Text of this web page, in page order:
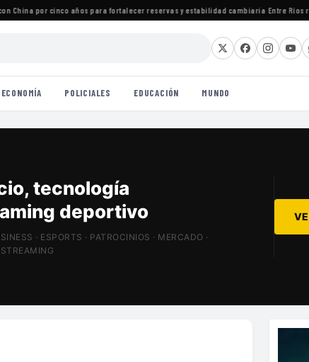
China por cinco años para fortalecer reservas y estabilidad cambiaria·Entre Ríos
ECONOMÍA POLICIALES EDUCACIÓN MUNDO
estadios
Tech
· ESPORTS · PATROCINIOS · MERCADO ·